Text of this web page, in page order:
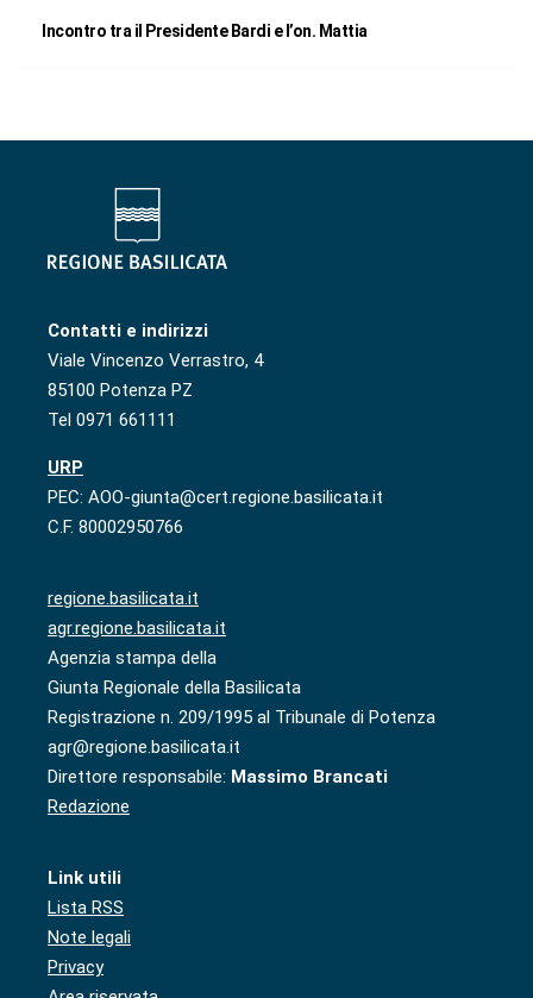
Incontro tra il Presidente Bardi e l’on. Mattia
Contatti e indirizzi
Viale Vincenzo Verrastro, 4
85100 Potenza PZ
Tel 0971 661111
URP
PEC: AOO-giunta@cert.regione.basilicata.it
C.F. 80002950766
regione.basilicata.it
agr.regione.basilicata.it
Agenzia stampa della
Giunta Regionale della Basilicata
Registrazione n. 209/1995 al Tribunale di Potenza
agr@regione.basilicata.it
Direttore responsabile: Massimo Brancati
Redazione
Link utili
Lista RSS
Note legali
Privacy